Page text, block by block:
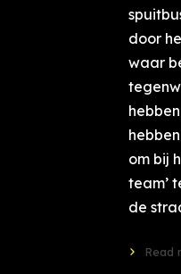
door
waar
om bij
team’
de
Read